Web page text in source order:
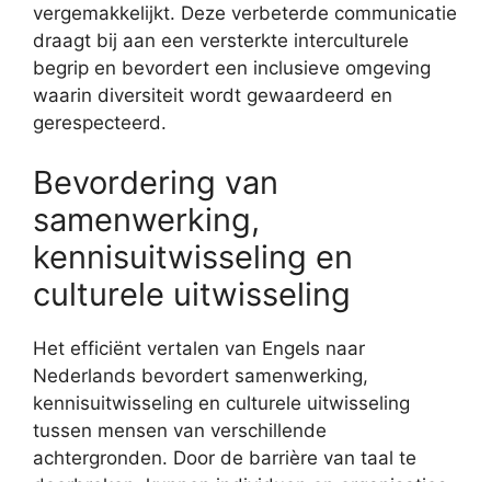
vergemakkelijkt. Deze verbeterde communicatie
draagt bij aan een versterkte interculturele
begrip en bevordert een inclusieve omgeving
waarin diversiteit wordt gewaardeerd en
gerespecteerd.
Bevordering van
samenwerking,
kennisuitwisseling en
culturele uitwisseling
Het efficiënt vertalen van Engels naar
Nederlands bevordert samenwerking,
kennisuitwisseling en culturele uitwisseling
tussen mensen van verschillende
achtergronden. Door de barrière van taal te